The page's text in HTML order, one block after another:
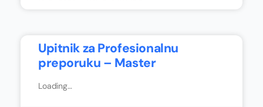
Upitnik za Profesionalnu
preporuku – Master
Loading…